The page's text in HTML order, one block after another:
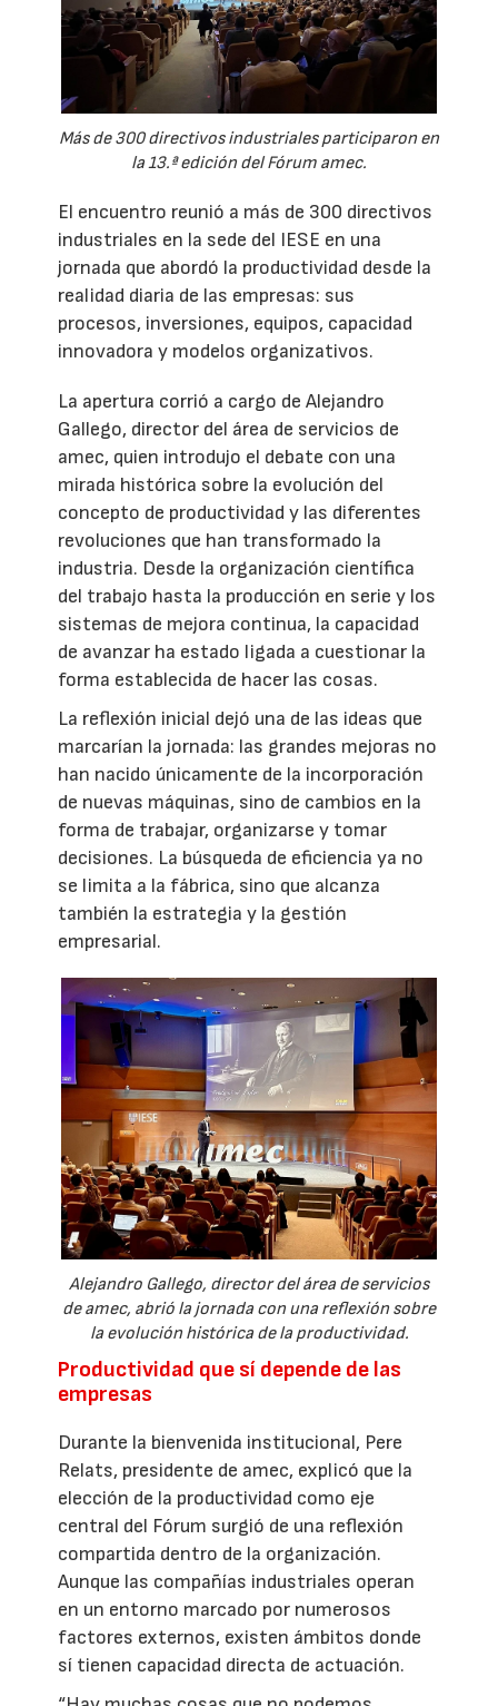
Más de 300 directivos industriales participaron en
la 13.ª edición del Fórum amec.
El encuentro reunió a más de 300 directivos
industriales en la sede del IESE en una
jornada que abordó la productividad desde la
realidad diaria de las empresas: sus
procesos, inversiones, equipos, capacidad
innovadora y modelos organizativos.
La apertura corrió a cargo de Alejandro
Gallego, director del área de servicios de
amec, quien introdujo el debate con una
mirada histórica sobre la evolución del
concepto de productividad y las diferentes
revoluciones que han transformado la
industria. Desde la organización científica
del trabajo hasta la producción en serie y los
sistemas de mejora continua, la capacidad
de avanzar ha estado ligada a cuestionar la
forma establecida de hacer las cosas.
La reflexión inicial dejó una de las ideas que
marcarían la jornada: las grandes mejoras no
han nacido únicamente de la incorporación
de nuevas máquinas, sino de cambios en la
forma de trabajar, organizarse y tomar
decisiones. La búsqueda de eficiencia ya no
se limita a la fábrica, sino que alcanza
también la estrategia y la gestión
empresarial.
Alejandro Gallego, director del área de servicios
de amec, abrió la jornada con una reflexión sobre
la evolución histórica de la productividad.
Productividad que sí depende de las
empresas
Durante la bienvenida institucional, Pere
Relats, presidente de amec, explicó que la
elección de la productividad como eje
central del Fórum surgió de una reflexión
compartida dentro de la organización.
Aunque las compañías industriales operan
en un entorno marcado por numerosos
factores externos, existen ámbitos donde
sí tienen capacidad directa de actuación.